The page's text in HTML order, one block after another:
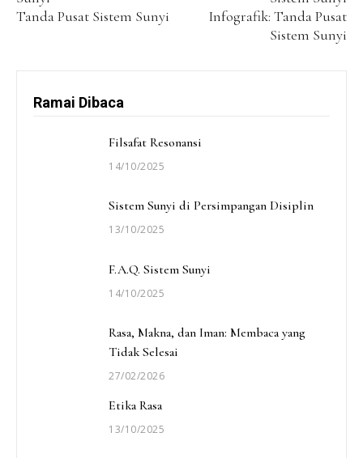
Tanda Pusat Sistem Sunyi
Infografik: Tanda Pusat
Sistem Sunyi
Ramai Dibaca
Filsafat Resonansi
14/10/2025
Sistem Sunyi di Persimpangan Disiplin
13/10/2025
F.A.Q. Sistem Sunyi
14/10/2025
Rasa, Makna, dan Iman: Membaca yang
Tidak Selesai
27/02/2026
Etika Rasa
13/10/2025